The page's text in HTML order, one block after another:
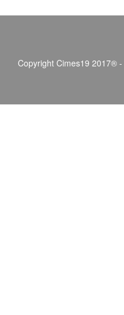
Copyright Cimes19 2017® -